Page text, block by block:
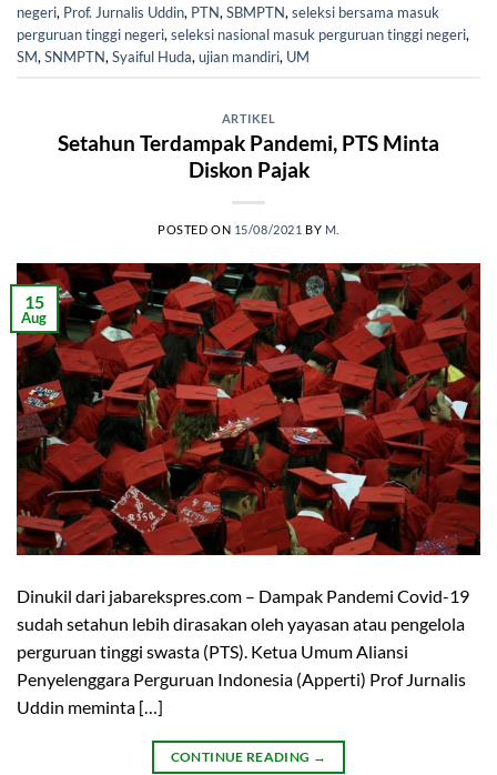
negeri, Prof. Jurnalis Uddin, PTN, SBMPTN, seleksi bersama masuk
perguruan tinggi negeri, seleksi nasional masuk perguruan tinggi negeri,
SM, SNMPTN, Syaiful Huda, ujian mandiri, UM
ARTIKEL
Setahun Terdampak Pandemi, PTS Minta
Diskon Pajak
POSTED ON 15/08/2021 BY M.
15
Aug
Dinukil dari jabarekspres.com – Dampak Pandemi Covid-19
sudah setahun lebih dirasakan oleh yayasan atau pengelola
perguruan tinggi swasta (PTS). Ketua Umum Aliansi
Penyelenggara Perguruan Indonesia (Apperti) Prof Jurnalis
Uddin meminta […]
CONTINUE READING →